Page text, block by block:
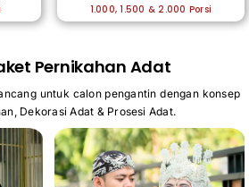
1.000, 1.500 & 2.000 Porsi
Pernikahan Adat
untuk calon pengantin dengan konsep
Dekorasi Adat & Prosesi Adat.